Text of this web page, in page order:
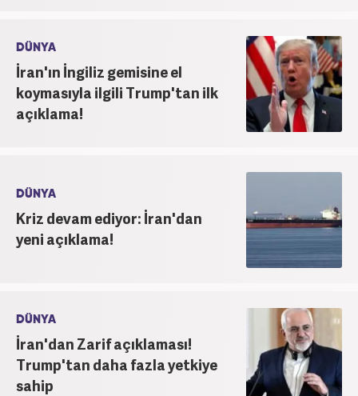
DÜNYA
İran'ın İngiliz gemisine el
koymasıyla ilgili Trump'tan ilk
açıklama!
DÜNYA
Kriz devam ediyor: İran'dan
yeni açıklama!
DÜNYA
İran'dan Zarif açıklaması!
Trump'tan daha fazla yetkiye
sahip